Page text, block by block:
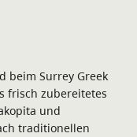
beim Surrey Greek
frisch zubereitetes
und
traditionellen